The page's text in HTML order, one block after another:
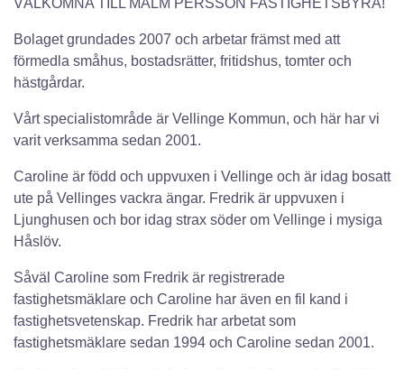
VÄLKOMNA TILL MALM PERSSON FASTIGHETSBYRÅ!
Bolaget grundades 2007 och arbetar främst med att
förmedla småhus, bostadsrätter, fritidshus, tomter och
hästgårdar.
Vårt specialistområde är Vellinge Kommun, och här har vi
varit verksamma sedan 2001.
Caroline är född och uppvuxen i Vellinge och är idag bosatt
ute på Vellinges vackra ängar. Fredrik är uppvuxen i
Ljunghusen och bor idag strax söder om Vellinge i mysiga
Håslöv.
Såväl Caroline som Fredrik är registrerade
fastighetsmäklare och Caroline har även en fil kand i
fastighetsvetenskap. Fredrik har arbetat som
fastighetsmäklare sedan 1994 och Caroline sedan 2001.